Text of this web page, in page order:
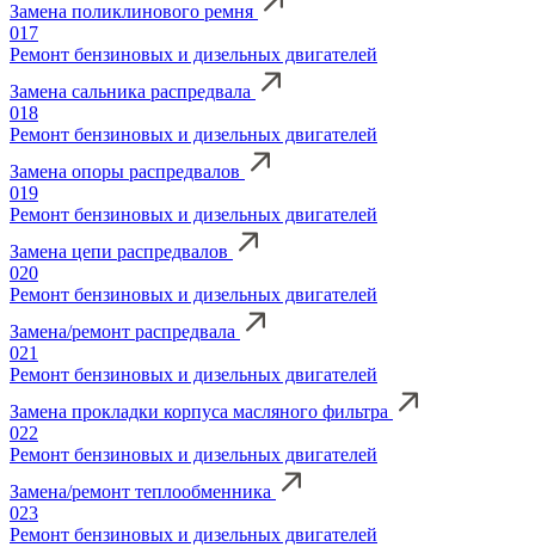
Замена поликлинового ремня
017
Ремонт бензиновых и дизельных двигателей
Замена сальника распредвала
018
Ремонт бензиновых и дизельных двигателей
Замена опоры распредвалов
019
Ремонт бензиновых и дизельных двигателей
Замена цепи распредвалов
020
Ремонт бензиновых и дизельных двигателей
Замена/ремонт распредвала
021
Ремонт бензиновых и дизельных двигателей
Замена прокладки корпуса масляного фильтра
022
Ремонт бензиновых и дизельных двигателей
Замена/ремонт теплообменника
023
Ремонт бензиновых и дизельных двигателей